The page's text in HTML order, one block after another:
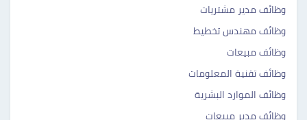
وظائف مدير مشتريات
وظائف مهندس تخطيط
وظائف مبيعات
وظائف تقنية المعلومات
وظائف الموارد البشرية
وظائف مدير مبيعات